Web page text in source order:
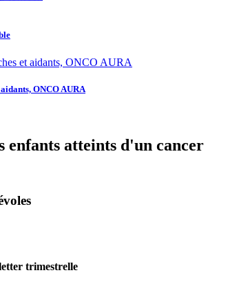
ONCO AURA
enfants atteints d'un cancer
trimestrelle